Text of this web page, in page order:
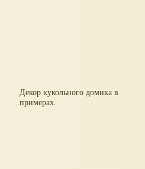
Декор кукольного домика в
примерах.